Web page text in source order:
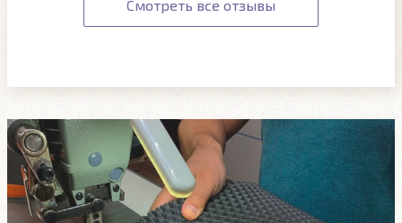
Смотреть все отзывы